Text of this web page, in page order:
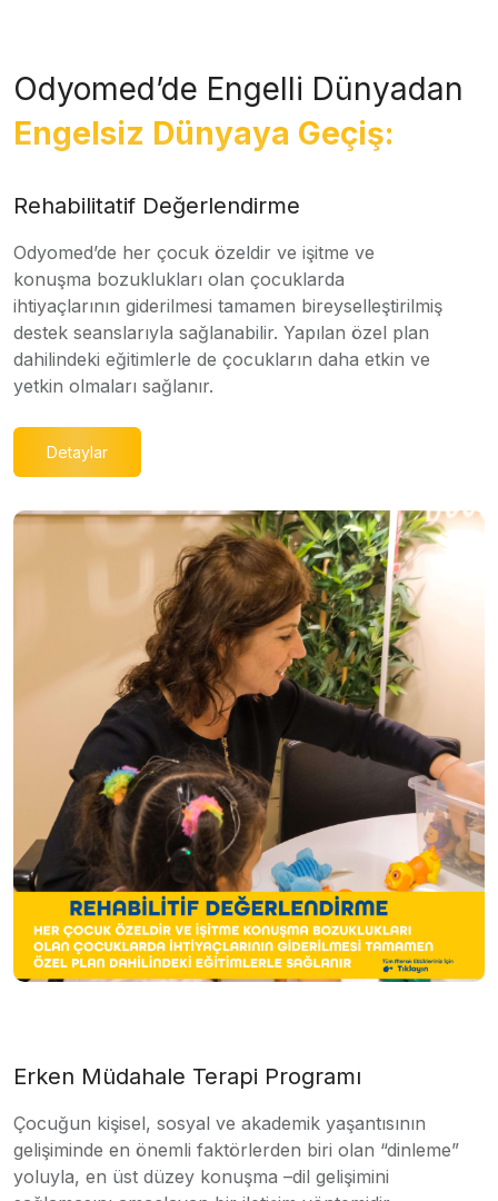
Odyomed’de Engelli Dünyadan
Engelsiz Dünyaya Geçiş:
Rehabilitatif Değerlendirme
Odyomed’de her çocuk özeldir ve işitme ve
konuşma bozuklukları olan çocuklarda
ihtiyaçlarının giderilmesi tamamen bireyselleştirilmiş
destek seanslarıyla sağlanabilir. Yapılan özel plan
dahilindeki eğitimlerle de çocukların daha etkin ve
yetkin olmaları sağlanır.
Detaylar
Erken Müdahale Terapi Programı
Çocuğun kişisel, sosyal ve akademik yaşantısının
gelişiminde en önemli faktörlerden biri olan “dinleme”
yoluyla, en üst düzey konuşma –dil gelişimini